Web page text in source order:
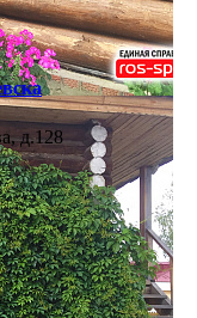
д.128